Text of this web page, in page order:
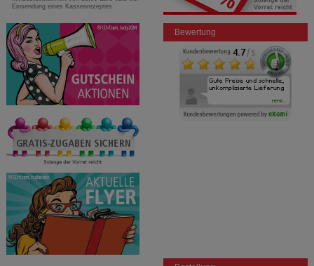
Einsendung eines Kassenrezeptes
Bewertung